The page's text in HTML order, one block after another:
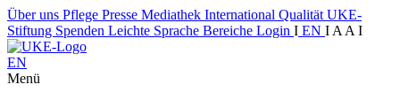
Über uns Pflege Presse Mediathek International Qualität UKE-
Stiftung Spenden Leichte Sprache Bereiche Login I EN I A A I
EN
Menü